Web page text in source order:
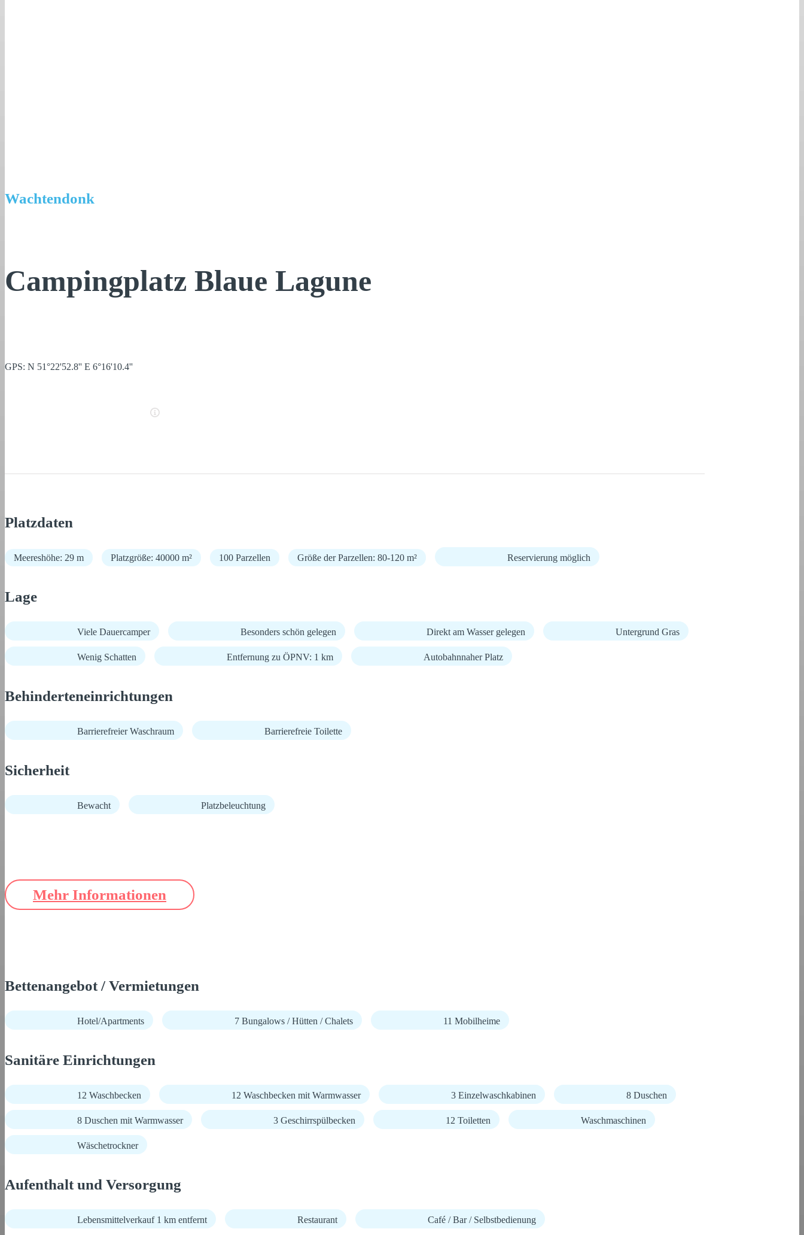
Wachtendonk
Campingplatz Blaue Lagune
GPS: N 51°22'52.8'' E 6°16'10.4''
Platzdaten
Meereshöhe: 29 m Platzgröße: 40000 m² 100 Parzellen Größe der Parzellen: 80-120 m² Reservierung möglich
Lage
Viele Dauercamper Besonders schön gelegen Direkt am Wasser gelegen Untergrund Gras
Wenig Schatten Entfernung zu ÖPNV: 1 km Autobahnnaher Platz
Behinderteneinrichtungen
Barrierefreier Waschraum Barrierefreie Toilette
Sicherheit
Bewacht Platzbeleuchtung
Mehr Informationen
Bettenangebot / Vermietungen
Hotel/Apartments 7 Bungalows / Hütten / Chalets 11 Mobilheime
Sanitäre Einrichtungen
12 Waschbecken 12 Waschbecken mit Warmwasser 3 Einzelwaschkabinen 8 Duschen
8 Duschen mit Warmwasser 3 Geschirrspülbecken 12 Toiletten Waschmaschinen
Wäschetrockner
Aufenthalt und Versorgung
Lebensmittelverkauf 1 km entfernt Restaurant Café / Bar / Selbstbedienung